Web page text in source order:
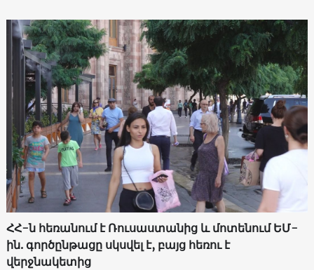
ՀՀ-ն հեռանում է Ռուսաստանից և մոտենում ԵՄ-
ին. գործընթացը սկսվել է, բայց հեռու է
վերջնակետից